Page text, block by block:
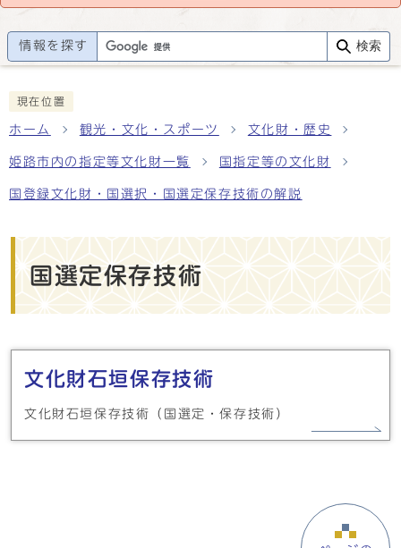
情報を探す 検索
現在位置
ホーム 観光・文化・スポーツ 文化財・歴史
姫路市内の指定等文化財一覧 国指定等の文化財
国登録文化財・国選択・国選定保存技術の解説
国選定保存技術
メインメニュー
文化財石垣保存技術
文化財石垣保存技術（国選定・保存技術）